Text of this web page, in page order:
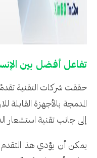
تفاعل أفضل بين
حققت شركات التقنية
المدمجة بالأجهزة القابلة
إلى جانب تقنية استشعار
يمكن أن يؤدي هذا